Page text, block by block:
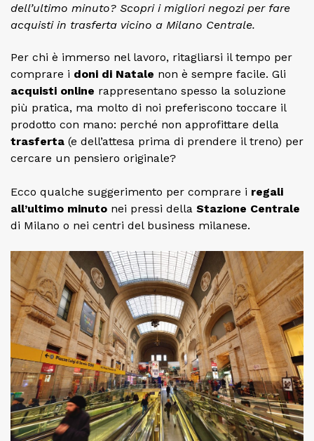
dell’ultimo minuto? Scopri i migliori negozi per fare
acquisti in trasferta vicino a Milano Centrale.
Per chi è immerso nel lavoro, ritagliarsi il tempo per
comprare i doni di Natale non è sempre facile. Gli
acquisti online rappresentano spesso la soluzione
più pratica, ma molto di noi preferiscono toccare il
prodotto con mano: perché non approfittare della
trasferta (e dell’attesa prima di prendere il treno) per
cercare un pensiero originale?
Ecco qualche suggerimento per comprare i regali
all’ultimo minuto nei pressi della Stazione Centrale
di Milano o nei centri del business milanese.